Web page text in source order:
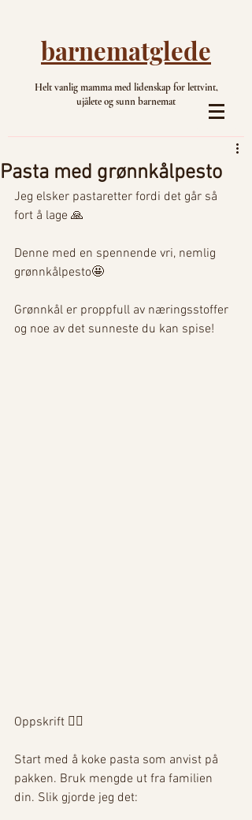
barnematglede
Helt vanlig mamma med lidenskap for lettvint,
ujålete og sunn barnemat
Pasta med grønnkålpesto
Jeg elsker pastaretter fordi det går så
fort å lage 🙏
Denne med en spennende vri, nemlig
grønnkålpesto🤩
Grønnkål er proppfull av næringsstoffer
og noe av det sunneste du kan spise!
Oppskrift ✌🏼
Start med å koke pasta som anvist på
pakken. Bruk mengde ut fra familien
din. Slik gjorde jeg det: